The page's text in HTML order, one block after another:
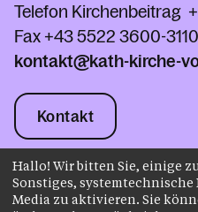
Telefon Kirchenbeitrag
Fax +43 5522 3600-
kontakt@kath-kirche-
Kontakt
Impressum
AGB
Instagram
Hallo! Wir bitten Sie, einige
Sonstiges,
Media zu aktivieren. Sie